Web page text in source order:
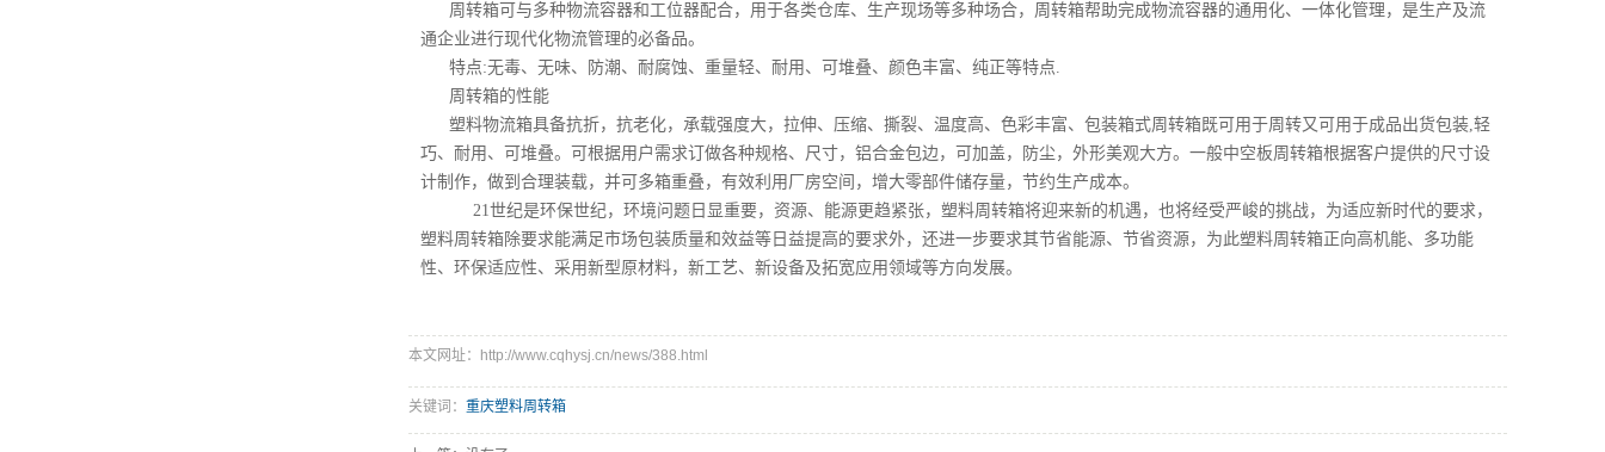
周转箱可与多种物流容器和工位器配合，用于各类仓库、生产现场等多种场合，周转箱帮助完成物流容器的通用化、一体化管理，是生产及流
通企业进行现代化物流管理的必备品。
特点:无毒、无味、防潮、耐腐蚀、重量轻、耐用、可堆叠、颜色丰富、纯正等特点.
周转箱的性能
塑料物流箱具备抗折，抗老化，承载强度大，拉伸、压缩、撕裂、温度高、色彩丰富、包装箱式周转箱既可用于周转又可用于成品出货包装,轻
巧、耐用、可堆叠。可根据用户需求订做各种规格、尺寸，铝合金包边，可加盖，防尘，外形美观大方。一般中空板周转箱根据客户提供的尺寸设
计制作，做到合理装载，并可多箱重叠，有效利用厂房空间，增大零部件储存量，节约生产成本。
21世纪是环保世纪，环境问题日显重要，资源、能源更趋紧张，塑料周转箱将迎来新的机遇，也将经受严峻的挑战，为适应新时代的要求，
塑料周转箱除要求能满足市场包装质量和效益等日益提高的要求外，还进一步要求其节省能源、节省资源，为此塑料周转箱正向高机能、多功能
性、环保适应性、采用新型原材料，新工艺、新设备及拓宽应用领域等方向发展。
本文网址：http://www.cqhysj.cn/news/388.html
关键词： 重庆塑料周转箱